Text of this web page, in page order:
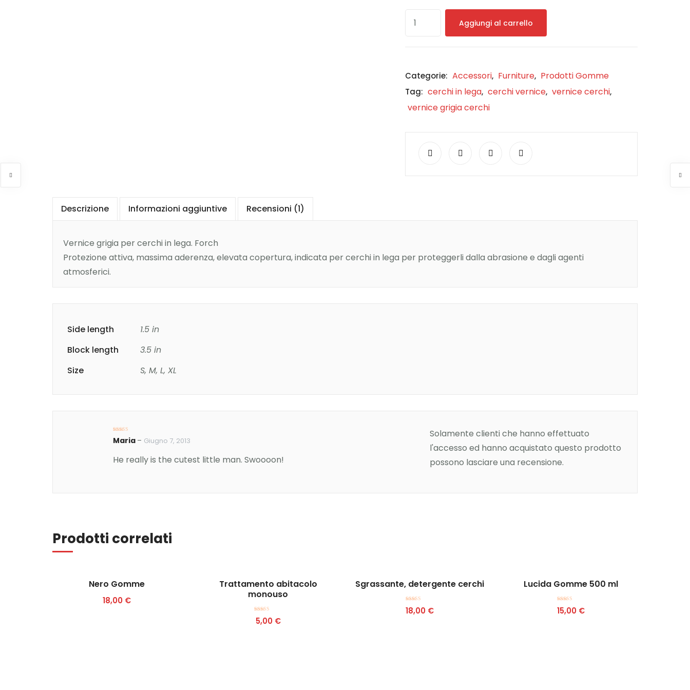
Aggiungi al carrello
Categorie: Accessori, Furniture, Prodotti Gomme
Tag: cerchi in lega, cerchi vernice, vernice cerchi,
vernice grigia cerchi
Descrizione Informazioni aggiuntive Recensioni (1)
Vernice grigia per cerchi in lega. Forch
Protezione attiva, massima aderenza, elevata copertura, indicata per cerchi in lega per proteggerli dalla abrasione e dagli agenti
atmosferici.
Side length
1.5 in
Block length
3.5 in
Size
S, M, L, XL
Valutato
su 5
Maria – Giugno 7, 2013
He really is the cutest little man. Swoooon!
Solamente clienti che hanno effettuato
l'accesso ed hanno acquistato questo prodotto
possono lasciare una recensione.
Prodotti correlati
Nero Gomme
18,00 €
Aggiungi al carrello
Trattamento abitacolo
monouso
4.50
5,00 €
Sgrassante, detergente cerchi
4.00
su 5
18,00 €
Lucida Gomme 500 ml
4.50
su 5
15,00 €